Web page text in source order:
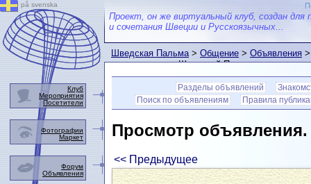
Проект, он же виртуальный клуб, создан для
и сочетания Швеции и Русскоязычных...
Шведская Пальма>Общение>Объявления>
пользователем Шведской Пальмы
Разделы объявлений
Поиск по объявлениям
Правила
Просмотр
<< Предыдущее
på svenska
Клуб
Мероприятия
Посетители
Фотографии
Маркет
Форум
Объявления